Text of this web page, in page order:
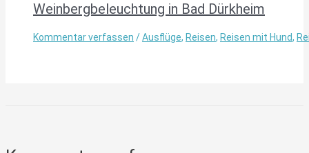
Weinbergbeleuchtung in Bad Dürkheim
Kommentar verfassen /Ausflüge, Reisen, Reisen mit Hund,